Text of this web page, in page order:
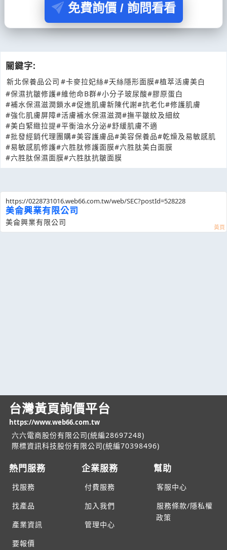
免費詢價 / 詢問看看
關鍵字:
新北保養品公司 #卡麥拉妃絲#天絲隱形面膜#植萃活膚美白
#保濕抗皺修護#維他命B群#小分子玻尿酸#膠原蛋白
#補水保濕滋潤鎖水#促進肌膚新陳代謝#抗老化#修護肌膚
#強化肌膚屏障#活膚補水保濕滋潤#撫平皺紋及細紋
#美白緊緻拉提#平衡油水分泌#舒緩肌膚不適
#批發經銷代理團購#美容護膚品#美容保養品#乾燥及易敏感肌
#易敏感肌修護#六胜肽修護面膜#六胜肽美白面膜
#六胜肽保濕面膜#六胜肽抗皺面膜
https://0228731016.web66.com.tw/web/SEC?postId=528228
美侖興業有限公司
美侖興業有限公司
台灣黃頁詢價平台
https://www.web66.com.tw
六六電商股份有限公司(統編28697248)
際標資訊科技股份有限公司(統編70398496)
熱門服務
找服務
找產品
產業資訊
要報價
企業服務
付費服務
加入我們
管理中心
幫助
客服中心
服務條款/隱私權
政策